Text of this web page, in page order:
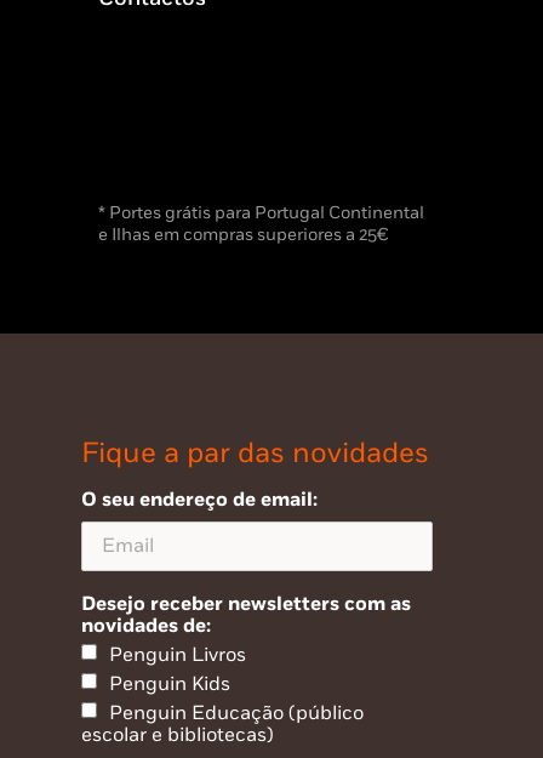
* Portes grátis para Portugal Continental
e Ilhas em compras superiores a 25€
Fique a par das novidades
O seu endereço de email:
Desejo receber newsletters com as
novidades de:
Penguin Livros
Penguin Kids
Penguin Educação (público
escolar e bibliotecas)